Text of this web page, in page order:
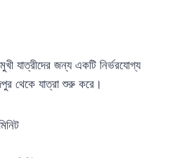
যাত্রীদের জন্য একটি নির্ভরযোগ্য
থেকে যাত্রা শুরু করে।